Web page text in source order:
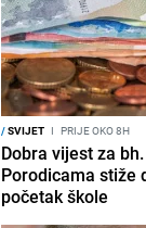
/SVIJET I PRIJE OKO 8H
Dobra vijest za
Porodicama stiže
početak škole